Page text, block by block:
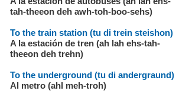
tah-theeon deh awh-toh-boo-sehs)
To the train station (tu di trein steishon)
A la estación de tren (ah lah ehs-tah-
theeon deh trehn)
To the underground (tu di andergraund)
Al metro (ahl meh-troh)